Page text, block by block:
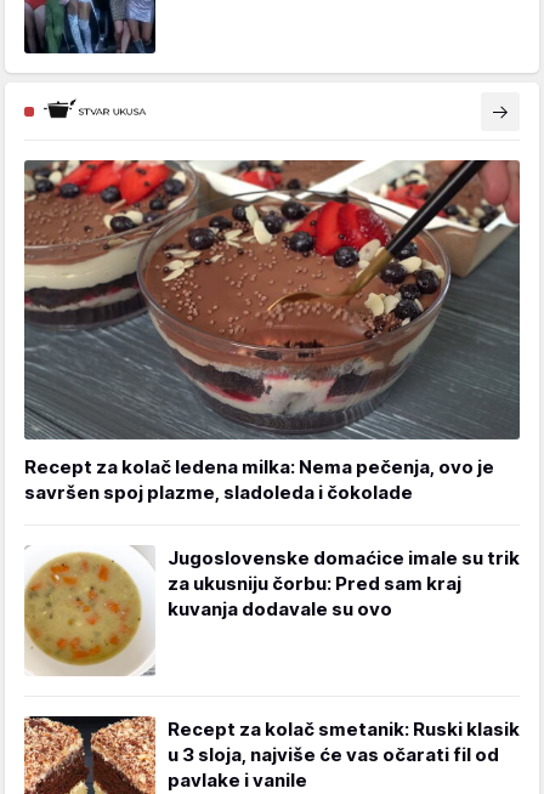
Recept za kolač ledena milka: Nema pečenja, ovo je
savršen spoj plazme, sladoleda i čokolade
Jugoslovenske domaćice imale su trik
za ukusniju čorbu: Pred sam kraj
kuvanja dodavale su ovo
Recept za kolač smetanik: Ruski klasik
u 3 sloja, najviše će vas očarati fil od
pavlake i vanile